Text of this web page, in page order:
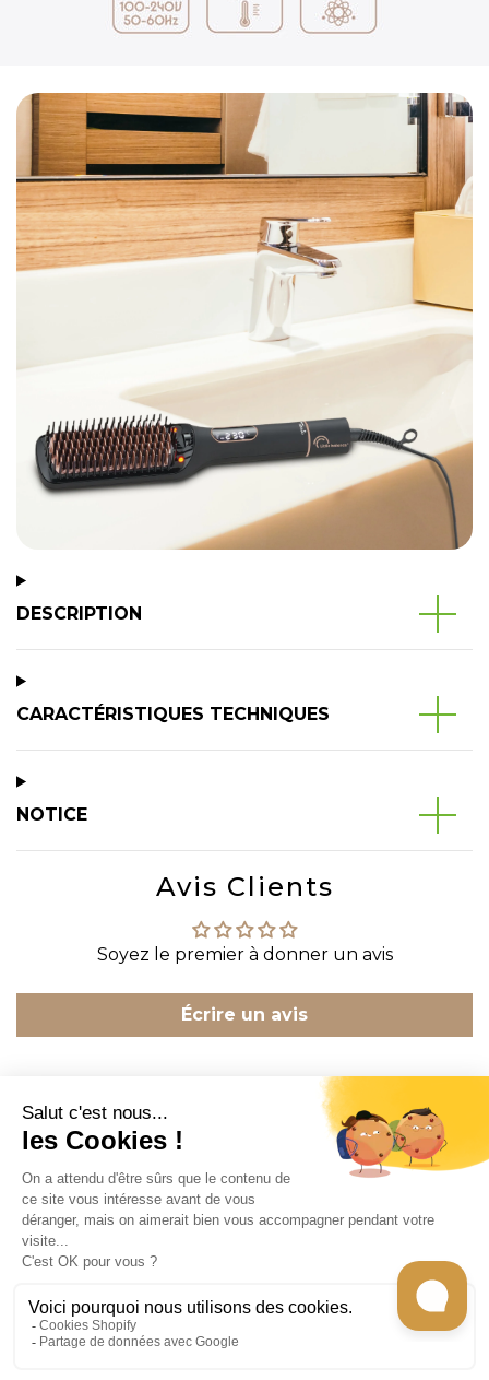
DESCRIPTION
CARACTÉRISTIQUES TECHNIQUES
NOTICE
Avis Clients
Soyez le premier à donner un avis
Écrire un avis
CONTACT
INFORMATION
EN SAVOIR PLUS
RECEVEZ LES RECETTES DE CHEF CARO